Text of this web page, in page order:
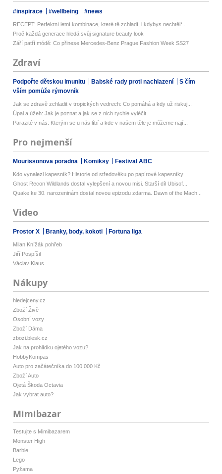
#inspirace #wellbeing #news
RECEPT: Perfektní letní kombinace, které tě zchladí, i kdybys nechtěl*...
Proč každá generace hledá svůj signature beauty look
Září patří módě: Co přinese Mercedes-Benz Prague Fashion Week SS27
Zdraví
Podpořte dětskou imunitu Babské rady proti nachlazení
S čím
vším pomůže rýmovník
Jak se zdravě zchladit v tropických vedrech: Co pomáhá a kdy už riskuj...
Úpal a úžeh: Jak je poznat a jak se z nich rychle vyléčit
Parazité v nás: Kterým se u nás líbí a kde v našem těle je můžeme nají...
Pro nejmenší
Mourissonova poradna Komiksy Festival ABC
Kdo vynalezl kapesník? Historie od středověku po papírové kapesníky
Ghost Recon Wildlands dostal vylepšení a novou misi. Starší díl Ubisof...
Quake ke 30. narozeninám dostal novou epizodu zdarma. Dawn of the Mach...
Video
Prostor X Branky, body, kokoti Fortuna liga
Milan Knížák pohřeb
Jiří Pospíšil
Václav Klaus
Nákupy
hledejceny.cz
Zboží Živě
Osobní vozy
Zboží Dáma
zbozi.blesk.cz
Jak na prohlídku ojetého vozu?
HobbyKompas
Auto pro začátečníka do 100 000 Kč
Zboží Auto
Ojetá Škoda Octavia
Jak vybrat auto?
Mimibazar
Testujte s Mimibazarem
Monster High
Barbie
Lego
Pyžama